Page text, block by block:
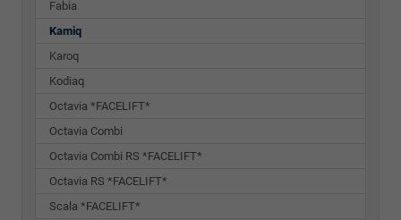
Fabia
Kamiq
Karoq
Kodiaq
Octavia *FACELIFT*
Octavia Combi
Octavia Combi RS *FACELIFT*
Octavia RS *FACELIFT*
Scala *FACELIFT*